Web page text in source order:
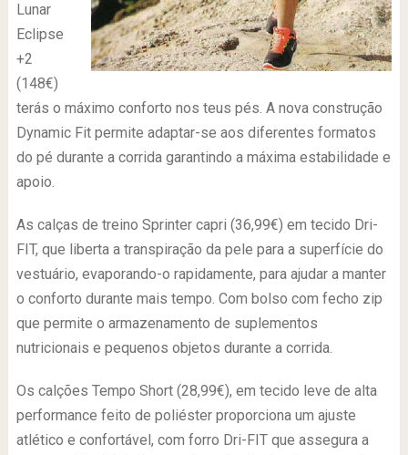
Lunar
Eclipse
+2
(148€)
terás o máximo conforto nos teus pés. A nova construção
Dynamic Fit permite adaptar-se aos diferentes formatos
do pé durante a corrida garantindo a máxima estabilidade e
apoio.
As calças de treino Sprinter capri (36,99€) em tecido Dri-
FIT, que liberta a transpiração da pele para a superfície do
vestuário, evaporando-o rapidamente, para ajudar a manter
o conforto durante mais tempo. Com bolso com fecho zip
que permite o armazenamento de suplementos
nutricionais e pequenos objetos durante a corrida.
Os calções Tempo Short (28,99€), em tecido leve de alta
performance feito de poliéster proporciona um ajuste
atlético e confortável, com forro Dri-FIT que assegura a